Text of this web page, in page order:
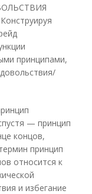
принципами,
— принцип
концов,
принцип
относится к
и избегание